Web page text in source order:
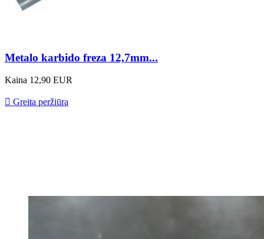
Metalo karbido freza 12,7mm...
Kaina 12,90 EUR
 Greita peržiūra